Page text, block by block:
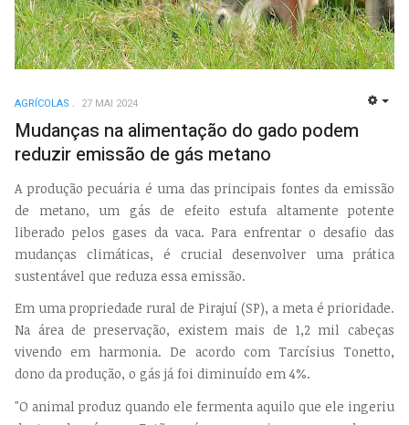
AGRÍCOLAS 27 MAI 2024
Mudanças na alimentação do gado podem
reduzir emissão de gás metano
A produção pecuária é uma das principais fontes da emissão
de metano, um gás de efeito estufa altamente potente
liberado pelos gases da vaca. Para enfrentar o desafio das
mudanças climáticas, é crucial desenvolver uma prática
sustentável que reduza essa emissão.
Em uma propriedade rural de Pirajuí (SP), a meta é prioridade.
Na área de preservação, existem mais de 1,2 mil cabeças
vivendo em harmonia. De acordo com Tarcísius Tonetto,
dono da produção, o gás já foi diminuído em 4%.
"O animal produz quando ele fermenta aquilo que ele ingeriu